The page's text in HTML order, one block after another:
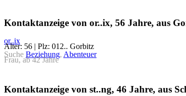
Kontaktanzeige von or..ix, 56 Jahre, aus
or..ix
Alter: 56 | Plz: 012.. Gorbitz
Suche Beziehung, Abenteuer
Frau, ab 42 Jahre
Kontaktanzeige von st..ng, 46 Jahre, aus